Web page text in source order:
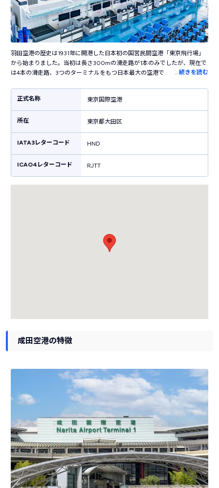
羽田空港の歴史は1931年に開港した日本初の国営民間空港「東京飛行場」
から始まりました。当初は長さ300mの滑走路が1本のみでしたが、現在で
は4本の滑走路、3つのターミナルをもつ日本最大の空港です。国内の主要
100を超えるお店が立ち並び、飛行機の利用客以外も楽しめます。江戸の
街並みを再現した「江戸小路」や江戸時代の橋を半分のサイズで復元した
「はねだ日本橋」など、日本らしい風情を感じる施設も見どころです。横
浜駅まで電車で30分、東京駅まで約50分というアクセスの良さも魅力で
す。
…続きを読む
正式名称 東京国際空港
所在 東京都大田区
IATA3レターコード HND
ICAO4レターコード RJTT
成田空港の特徴